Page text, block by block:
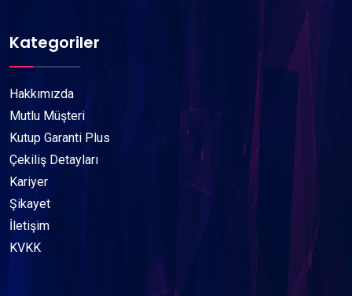
Kategoriler
Hakkımızda
Mutlu Müşteri
Kutup Garanti Plus
Çekiliş Detayları
Kariyer
Şikayet
İletişim
KVKK